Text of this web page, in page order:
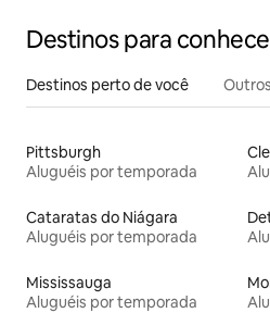
Destinos para
Destinos perto de você
Pittsburgh
Aluguéis por temporada
Cataratas do Niágara
Aluguéis por temporada
Mississauga
Aluguéis por temporada